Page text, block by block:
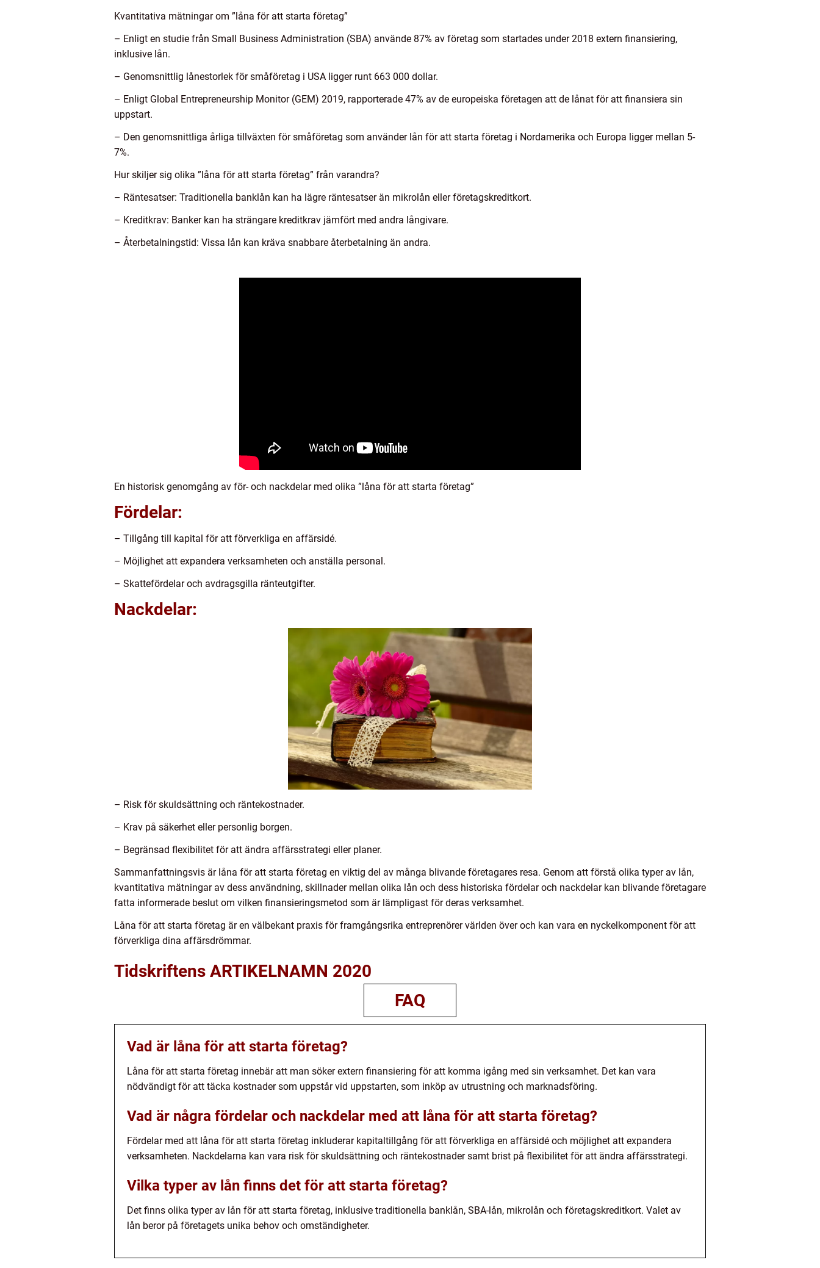
Kvantitativa mätningar om ”låna för att starta företag”
– Enligt en studie från Small Business Administration (SBA) använde 87% av företag som startades under 2018 extern finansiering,
inklusive lån.
– Genomsnittlig lånestorlek för småföretag i USA ligger runt 663 000 dollar.
– Enligt Global Entrepreneurship Monitor (GEM) 2019, rapporterade 47% av de europeiska företagen att de lånat för att finansiera sin
uppstart.
– Den genomsnittliga årliga tillväxten för småföretag som använder lån för att starta företag i Nordamerika och Europa ligger mellan 5-
7%.
Hur skiljer sig olika ”låna för att starta företag” från varandra?
– Räntesatser: Traditionella banklån kan ha lägre räntesatser än mikrolån eller företagskreditkort.
– Kreditkrav: Banker kan ha strängare kreditkrav jämfört med andra långivare.
– Återbetalningstid: Vissa lån kan kräva snabbare återbetalning än andra.
En historisk genomgång av för- och nackdelar med olika ”låna för att starta företag”
Fördelar:
– Tillgång till kapital för att förverkliga en affärsidé.
– Möjlighet att expandera verksamheten och anställa personal.
– Skattefördelar och avdragsgilla ränteutgifter.
Nackdelar:
– Risk för skuldsättning och räntekostnader.
– Krav på säkerhet eller personlig borgen.
– Begränsad flexibilitet för att ändra affärsstrategi eller planer.
Sammanfattningsvis är låna för att starta företag en viktig del av många blivande företagares resa. Genom att förstå olika typer av lån,
kvantitativa mätningar av dess användning, skillnader mellan olika lån och dess historiska fördelar och nackdelar kan blivande företagare
fatta informerade beslut om vilken finansieringsmetod som är lämpligast för deras verksamhet.
Låna för att starta företag är en välbekant praxis för framgångsrika entreprenörer världen över och kan vara en nyckelkomponent för att
förverkliga dina affärsdrömmar.
Tidskriftens ARTIKELNAMN 2020
FAQ
Vad är låna för att starta företag?
Låna för att starta företag innebär att man söker extern finansiering för att komma igång med sin verksamhet. Det kan vara
nödvändigt för att täcka kostnader som uppstår vid uppstarten, som inköp av utrustning och marknadsföring.
Vad är några fördelar och nackdelar med att låna för att starta företag?
Fördelar med att låna för att starta företag inkluderar kapitaltillgång för att förverkliga en affärsidé och möjlighet att expandera
verksamheten. Nackdelarna kan vara risk för skuldsättning och räntekostnader samt brist på flexibilitet för att ändra affärsstrategi.
Vilka typer av lån finns det för att starta företag?
Det finns olika typer av lån för att starta företag, inklusive traditionella banklån, SBA-lån, mikrolån och företagskreditkort. Valet av
lån beror på företagets unika behov och omständigheter.